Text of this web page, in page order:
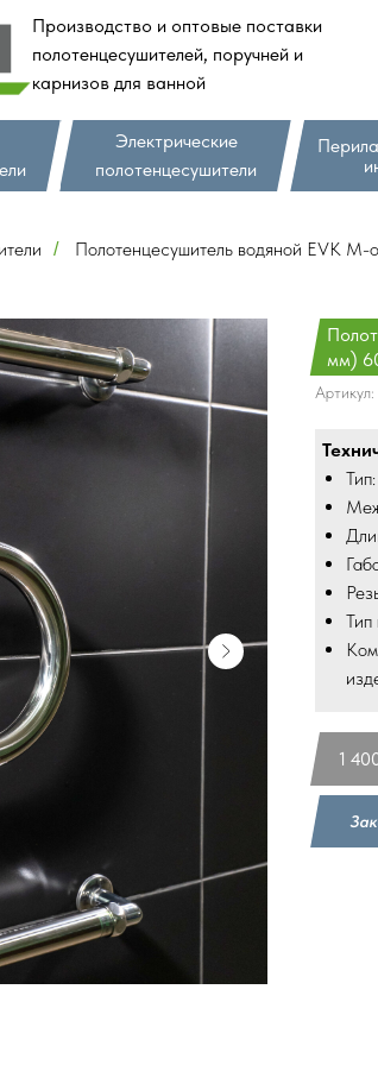
Производство и оптовые поставки
полотенцесушителей, поручней и
карнизов для ванной
Электрические
полотенцесушители
/ Полотенцесушитель водяной EVK
мм)
Артикул:
1
Тип